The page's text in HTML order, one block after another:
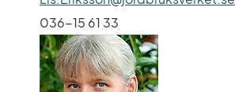
036-15 61 33